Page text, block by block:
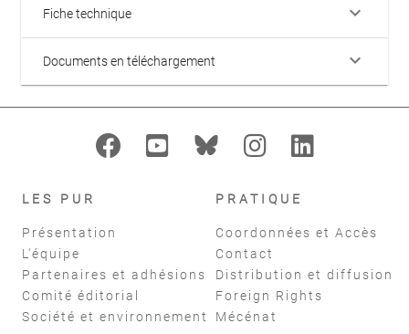
Fiche technique keyboard_arrow_down
Documents en téléchargement keyboard_arrow_down
LES PUR
Présentation
L'équipe
Partenaires et adhésions
Comité éditorial
Société et environnement
PRATIQUE
Coordonnées et Accès
Contact
Distribution et diffusion
Foreign Rights
Mécénat